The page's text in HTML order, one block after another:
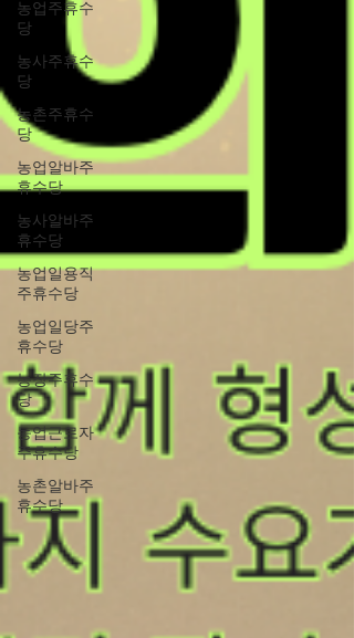
농업주휴수
당
농사주휴수
당
농촌주휴수
당
농업알바주
휴수당
농사알바주
휴수당
농업일용직
주휴수당
농업일당주
휴수당
농장주휴수
당
농업근로자
주휴수당
농촌알바주
휴수당